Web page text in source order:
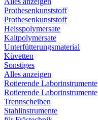
Prothesenkunststoff
Prothesenkunststoff
Heisspolymersate
Kaltpolymersate
Unterfütterungsmaterial
Küvetten
Sonstiges
Alles anzeigen
Rotierende Laborinstrumente
Rotierende Laborinstrumente
Trennscheiben
Stahlinstrumente